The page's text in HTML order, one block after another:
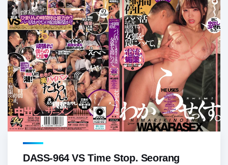
DASS-964 VS Time Stop. Seorang